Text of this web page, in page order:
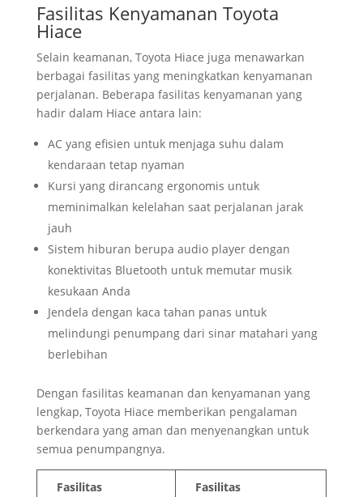
Fasilitas Kenyamanan Toyota
Hiace
Selain keamanan, Toyota Hiace juga menawarkan
berbagai fasilitas yang meningkatkan kenyamanan
perjalanan. Beberapa fasilitas kenyamanan yang
hadir dalam Hiace antara lain:
AC yang efisien untuk menjaga suhu dalam
kendaraan tetap nyaman
Kursi yang dirancang ergonomis untuk
meminimalkan kelelahan saat perjalanan jarak
jauh
Sistem hiburan berupa audio player dengan
konektivitas Bluetooth untuk memutar musik
kesukaan Anda
Jendela dengan kaca tahan panas untuk
melindungi penumpang dari sinar matahari yang
berlebihan
Dengan fasilitas keamanan dan kenyamanan yang
lengkap, Toyota Hiace memberikan pengalaman
berkendara yang aman dan menyenangkan untuk
semua penumpangnya.
Fasilitas
Fasilitas